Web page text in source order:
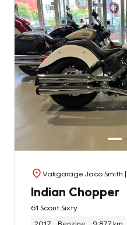
Vakgarage Jaco Smith
Indian Chopper
61 Scout Sixty